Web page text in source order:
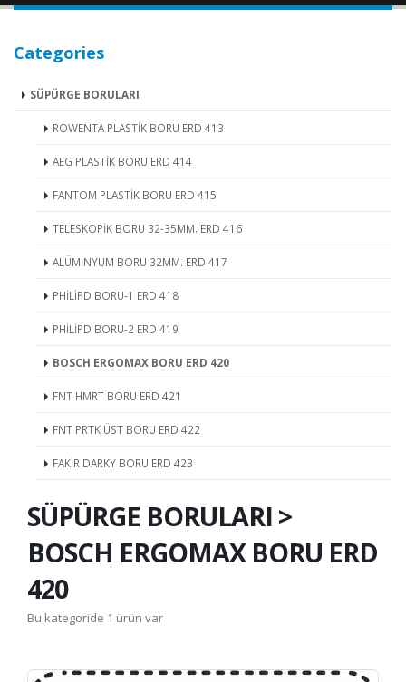
Categories
SÜPÜRGE BORULARI
ROWENTA PLASTİK BORU ERD 413
AEG PLASTİK BORU ERD 414
FANTOM PLASTİK BORU ERD 415
TELESKOPİK BORU 32-35MM. ERD 416
ALÜMİNYUM BORU 32MM. ERD 417
PHİLİPD BORU-1 ERD 418
PHİLİPD BORU-2 ERD 419
BOSCH ERGOMAX BORU ERD 420
FNT HMRT BORU ERD 421
FNT PRTK ÜST BORU ERD 422
FAKİR DARKY BORU ERD 423
SÜPÜRGE BORULARI >
BOSCH ERGOMAX BORU ERD
420
Bu kategoride 1 ürün var